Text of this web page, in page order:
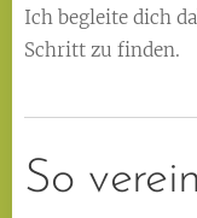
Ich begleite dich
Schritt zu finden.
So